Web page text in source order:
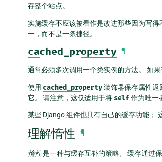
存整个站点。
实施缓存不应该被看作是改进那些因为写
一，而不是一条捷径。
cached_property ¶
通常必须多次调用一个类实例的方法。 如
使用 cached_property装饰器保存属性返
它。 请注意，这仅适用于将 self作为唯一
某些 Django 组件也具有自己的缓存功能；
理解惰性 ¶
惰性是一种与缓存互补的策略。 缓存通过